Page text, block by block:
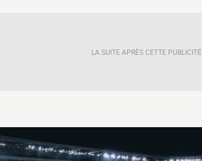
LA SUITE APRÈS CETTE PUBLICITÉ